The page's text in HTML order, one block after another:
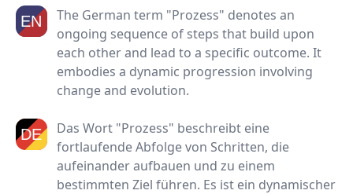
The German term "Prozess" denotes an
ongoing sequence of steps that build upon
each other and lead to a specific outcome. It
embodies a dynamic progression involving
change and evolution.
Das Wort "Prozess" beschreibt eine
fortlaufende Abfolge von Schritten, die
aufeinander aufbauen und zu einem
bestimmten Ziel führen. Es ist ein dynamischer